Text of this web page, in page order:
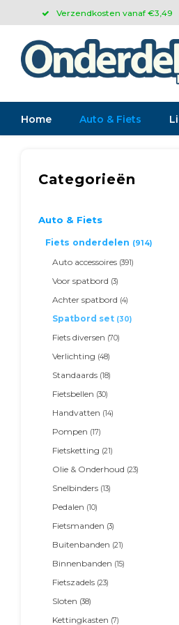
Verzendkosten vanaf €3,49
Home Auto & Fiets
Categorieën
Auto & Fiets
Fiets onderdelen (914)
Auto accessoires (391)
Voor spatbord (3)
Achter spatbord (4)
Spatbord set (30)
Fiets diversen (70)
Verlichting (48)
Standaards (18)
Fietsbellen (30)
Handvatten (14)
Pompen (17)
Fietsketting (21)
Olie & Onderhoud (23)
Snelbinders (13)
Pedalen (10)
Fietsmanden (3)
Buitenbanden (21)
Binnenbanden (15)
Fietszadels (23)
Sloten (38)
Kettingkasten (7)